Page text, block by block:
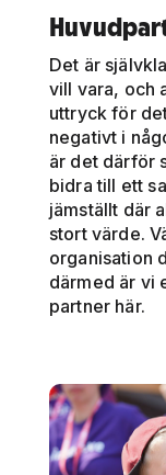
Det är
vill vara, och
uttryck för
negativt i
är det därför
bidra till ett
jämställt där
stort värde.
organisation
därmed är vi
partner här.